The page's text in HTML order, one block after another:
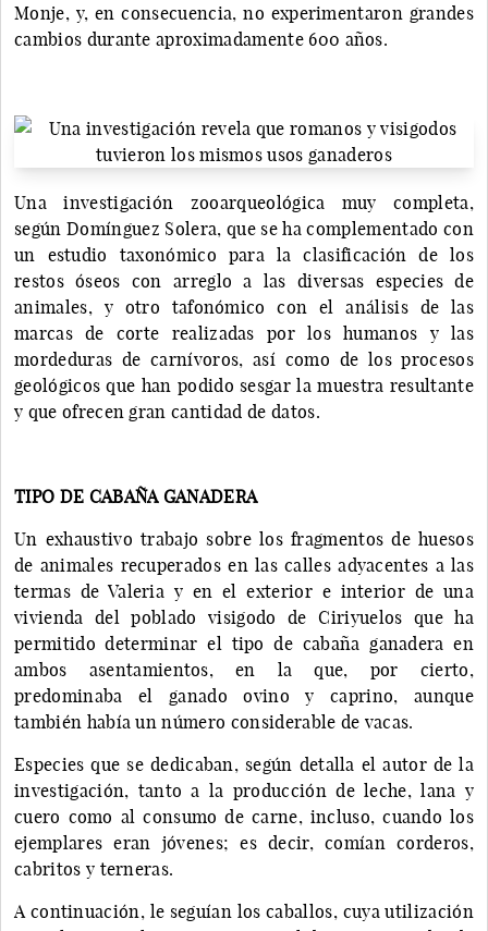
Monje, y, en consecuencia, no experimentaron grandes
cambios durante aproximadamente 600 años.
Una investigación zooarqueológica muy completa,
según Domínguez Solera, que se ha complementado con
un estudio taxonómico para la clasificación de los
restos óseos con arreglo a las diversas especies de
animales, y otro tafonómico con el análisis de las
marcas de corte realizadas por los humanos y las
mordeduras de carnívoros, así como de los procesos
geológicos que han podido sesgar la muestra resultante
y que ofrecen gran cantidad de datos.
TIPO DE CABAÑA GANADERA
Un exhaustivo trabajo sobre los fragmentos de huesos
de animales recuperados en las calles adyacentes a las
termas de Valeria y en el exterior e interior de una
vivienda del poblado visigodo de Ciriyuelos que ha
permitido determinar el tipo de cabaña ganadera en
ambos asentamientos, en la que, por cierto,
predominaba el ganado ovino y caprino, aunque
también había un número considerable de vacas.
Especies que se dedicaban, según detalla el autor de la
investigación, tanto a la producción de leche, lana y
cuero como al consumo de carne, incluso, cuando los
ejemplares eran jóvenes; es decir, comían corderos,
cabritos y terneras.
A continuación, le seguían los caballos, cuya utilización